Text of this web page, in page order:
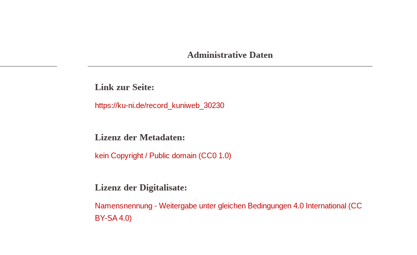
Administrative Daten
Link zur Seite:
https://ku-ni.de/record_kuniweb_30230
Lizenz der Metadaten:
kein Copyright / Public domain (CC0 1.0)
Lizenz der Digitalisate:
Namensnennung - Weitergabe unter gleichen Bedingungen 4.0 International (CC
BY-SA 4.0)